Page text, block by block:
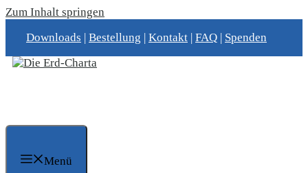
Zum Inhalt springen
Downloads | Bestellung | Kontakt | FAQ | Spenden
Menü